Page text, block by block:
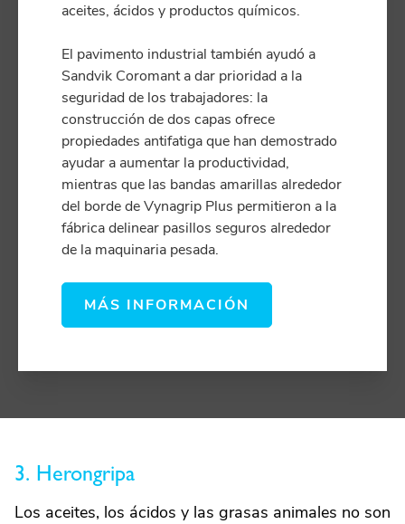
aceites, ácidos y productos químicos.
El pavimento industrial también ayudó a
Sandvik Coromant a dar prioridad a la
seguridad de los trabajadores: la
construcción de dos capas ofrece
propiedades antifatiga que han demostrado
ayudar a aumentar la productividad,
mientras que las bandas amarillas alrededor
del borde de Vynagrip Plus permitieron a la
fábrica delinear pasillos seguros alrededor
de la maquinaria pesada.
MÁS INFORMACIÓN
3. Herongripa
Los aceites, los ácidos y las grasas animales no son